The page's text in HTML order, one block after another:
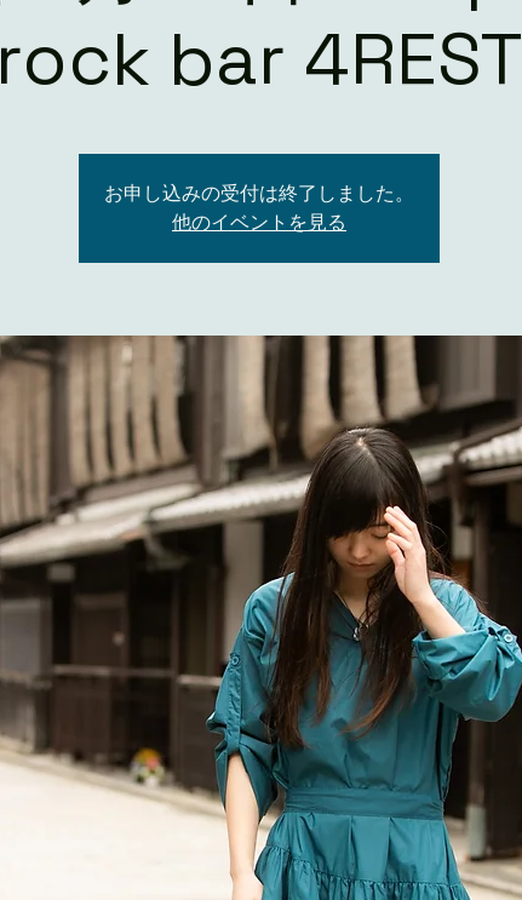
rock bar 4REST
お申し込みの受付は終了しました。
他のイベントを見る